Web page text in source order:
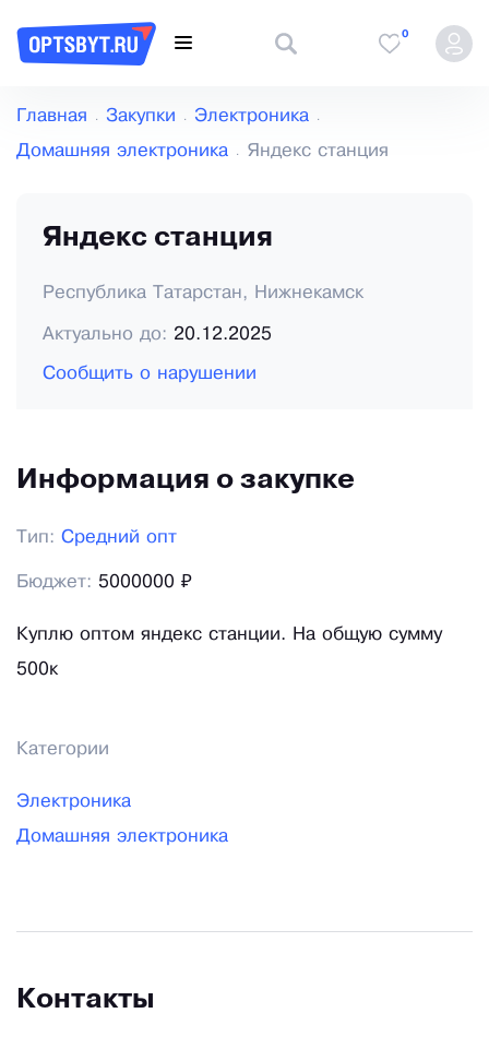
0
Главная Закупки Электроника
Домашняя электроника Яндекс станция
Яндекс станция
Республика Татарстан, Нижнекамск
Актуально до: 20.12.2025
Сообщить о нарушении
Информация о закупке
Тип: Средний опт
Бюджет: 5000000 ₽
Куплю оптом яндекс станции. На общую сумму
500к
Категории
Электроника
Домашняя электроника
Контакты